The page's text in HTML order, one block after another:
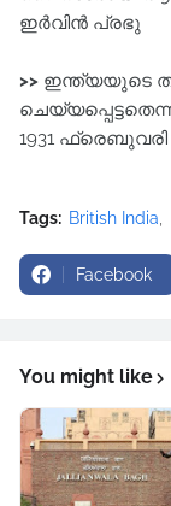
ഇർവിൻ പ്രഭു
>> ഇന്ത്യയുടെ
1931 ഫ്രെബുവരി
Tags: British India
Facebook
You might like